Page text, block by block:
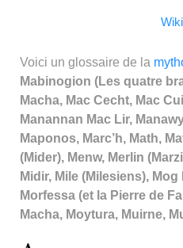
Wiki
Voici un glossaire de la
Mabinogion (Les quatre
Macha, Mac Cecht, Mac
Manannan Mac Lir,
Maponos, Marc’h, Math,
(Mider), Menw, Merlin
Midir, Mile (Milesiens),
Morfessa (et la Pierre de
Macha, Moytura, Muirne,